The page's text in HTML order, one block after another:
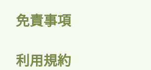
免責事項
利用規約